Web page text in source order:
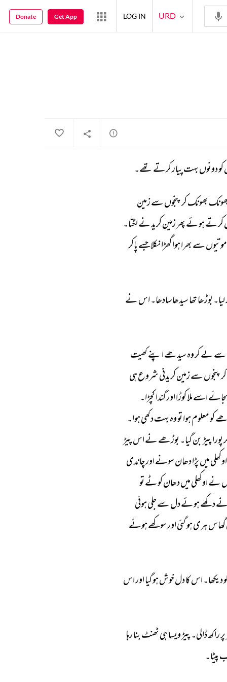
کو دونوں بہت پیار کرتے تھے۔
بھونک کر پنجوں سے زمین
کرتے ہوئے پھر زمین کریدنے لگتا۔
موتیوں سے بھرا ہوا گھڑا نکلا جسے پاکر
لیا۔ بوڑھا تھا سیدھا سادھا۔ اس نے
لے کر وہ سیدھے اپنے کھیت
کر پنجوں سے زمین کریدنی شروع ہی
اسے ملا کوڑا اور گندا کچڑا۔
کو معلوم ہوا تو وہ بہت دکھی ہوا۔
پورا پیڑ بن گیا۔ بوڑھے نے اس پیڑ
اوکھلی میں پڑا دھان سونے اور چاندی
نے اوکھلی میں دھان کوٹے تو
دکھے ہوئے دل سے جلی ہوئی
گھاس ہری ہو گئی اور سوکھے ہوئے
دیکھا۔ اس کا دل خوش ہو گیا اور اس
پر راکھ ڈالی۔ پیڑ ویسا ہی ٹھنٹ بنا رہا
پیٹا۔
URD
LOG IN
Get App
Donate